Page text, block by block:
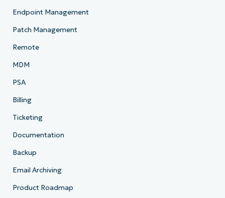
Endpoint Management
Patch Management
Remote
MDM
PSA
Billing
Ticketing
Documentation
Backup
Email Archiving
Product Roadmap